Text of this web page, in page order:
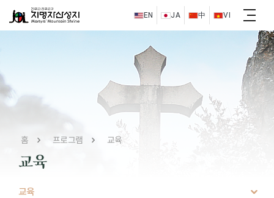
EN JA 中 VI
홈 프로그램 교육
교육
교육